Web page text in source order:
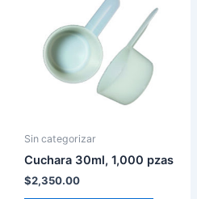
Sin categorizar
Cuchara 30ml, 1,000 pzas
$2,350.00